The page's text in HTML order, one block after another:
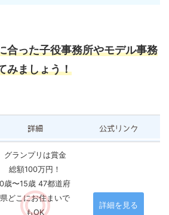
合った子役事務所やモデル事務
みましょう！
詳細 公式リンク
グランプリは賞金
総額100万円！
0歳〜15歳 47都道府
県どこにお住まいで
もOK
詳細を見る